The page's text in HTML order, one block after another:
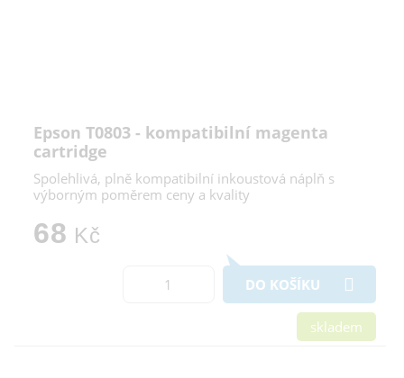
Epson T0803 - kompatibilní magenta
cartridge
Spolehlivá, plně kompatibilní inkoustová náplň s
výborným poměrem ceny a kvality
68 Kč
DO KOŠÍKU
skladem